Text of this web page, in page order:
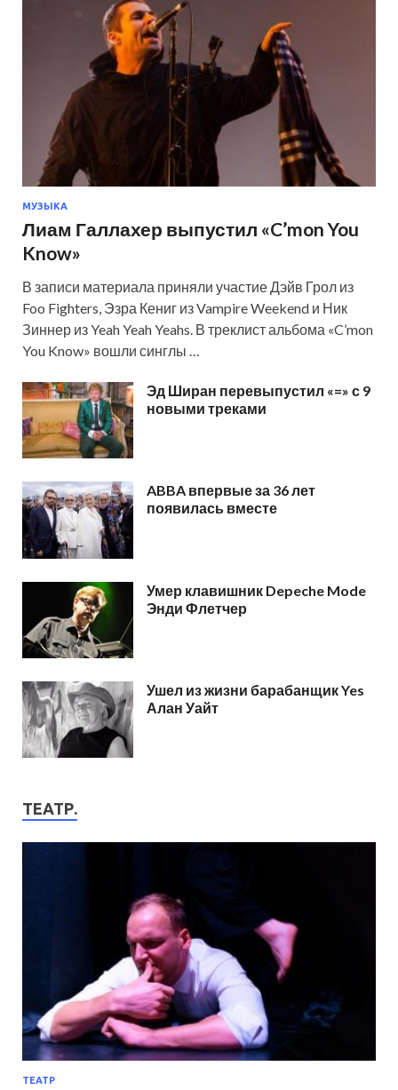
МУЗЫКА
Лиам Галлахер выпустил «C’mon You
Know»
В записи материала приняли участие Дэйв Грол из
Foo Fighters, Эзра Кениг из Vampire Weekend и Ник
Зиннер из Yeah Yeah Yeahs. В треклист альбома «C’mon
You Know» вошли синглы …
Эд Ширан перевыпустил «=» с 9
новыми треками
ABBA впервые за 36 лет
появилась вместе
Умер клавишник Depeche Mode
Энди Флетчер
Ушел из жизни барабанщик Yes
Алан Уайт
ТЕАТР.
ТЕАТР